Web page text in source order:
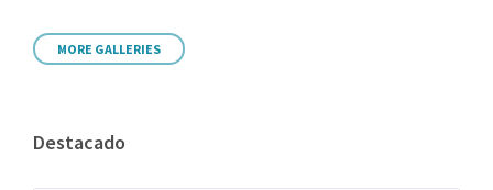
MORE GALLERIES
Destacado